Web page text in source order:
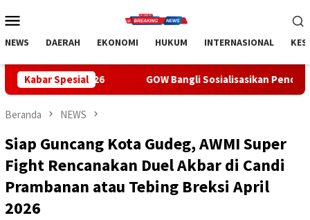
ke
Mobile
NEWS DAERAH EKONOMI HUKUM INTERNASIONAL
Kabar Spesial
GOW Bangli Sosialisasikan Pencegahan Bullying di
Beranda NEWS
Siap Guncang Kota Gudeg, AWMI Super
Fight Rencanakan Duel Akbar di Candi
Prambanan atau Tebing Breksi April
2026